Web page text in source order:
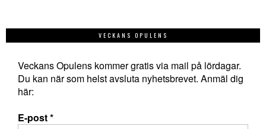
VECKANS OPULENS
Veckans Opulens kommer gratis via mail på lördagar.
Du kan när som helst avsluta nyhetsbrevet. Anmäl dig
här:
E-post*